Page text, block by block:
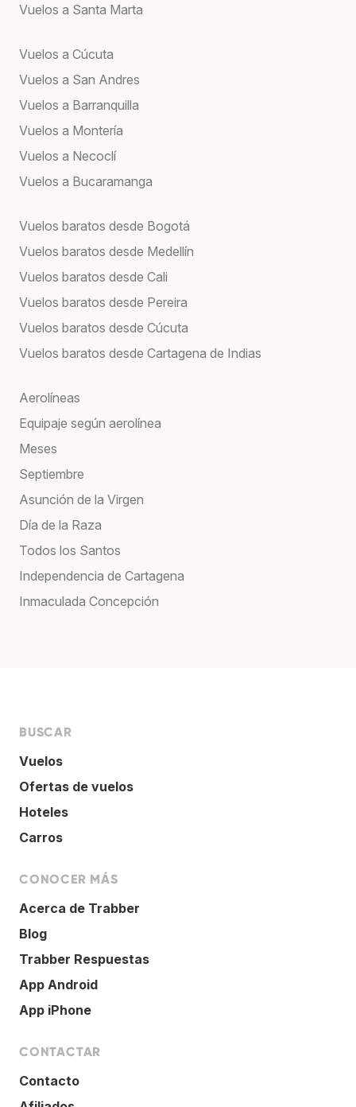
Vuelos a Santa Marta
Vuelos a Cúcuta
Vuelos a San Andres
Vuelos a Barranquilla
Vuelos a Montería
Vuelos a Necoclí
Vuelos a Bucaramanga
Vuelos baratos desde Bogotá
Vuelos baratos desde Medellín
Vuelos baratos desde Cali
Vuelos baratos desde Pereira
Vuelos baratos desde Cúcuta
Vuelos baratos desde Cartagena de Indias
Aerolíneas
Equipaje según aerolínea
Meses
Septiembre
Asunción de la Virgen
Día de la Raza
Todos los Santos
Independencia de Cartagena
Inmaculada Concepción
BUSCAR
Vuelos
Ofertas de vuelos
Hoteles
Carros
CONOCER MÁS
Acerca de Trabber
Blog
Trabber Respuestas
App Android
App iPhone
CONTACTAR
Contacto